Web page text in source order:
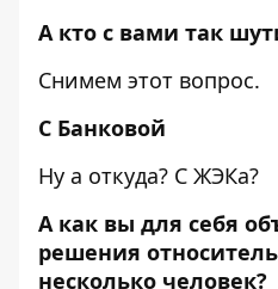
А кто с вами так
Снимем этот вопрос.
С Банковой
Ну а откуда? С ЖЭКа?
А как вы для себя
решения
несколько человек?